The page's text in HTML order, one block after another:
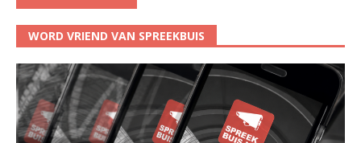
WORD VRIEND VAN SPREEKBUIS